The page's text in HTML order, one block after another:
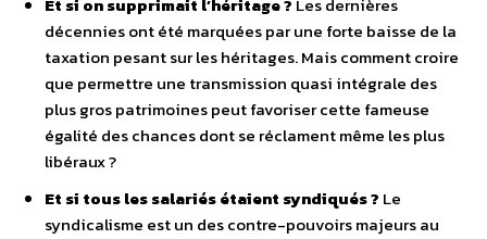
décennies ont été marquées par une forte baisse de la
taxation pesant sur les héritages. Mais comment croire
que permettre une transmission quasi intégrale des
plus gros patrimoines peut favoriser cette fameuse
égalité des chances dont se réclament même les plus
libéraux ?
Et si tous les salariés étaient syndiqués ? Le
syndicalisme est un des contre-pouvoirs majeurs au